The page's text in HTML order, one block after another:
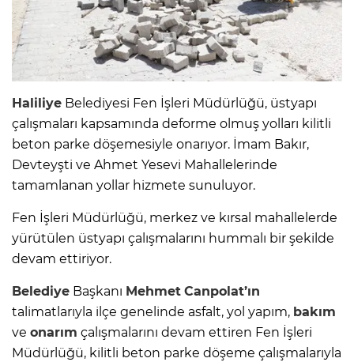
Haliliye Belediyesi Fen İşleri Müdürlüğü, üstyapı
çalışmaları kapsamında deforme olmuş yolları kilitli
beton parke döşemesiyle onarıyor. İmam Bakır,
Devteyşti ve Ahmet Yesevi Mahallelerinde
tamamlanan yollar hizmete sunuluyor.
Fen İşleri Müdürlüğü, merkez ve kırsal mahallelerde
yürütülen üstyapı çalışmalarını hummalı bir şekilde
devam ettiriyor.
Belediye Başkanı Mehmet Canpolat’ın
talimatlarıyla ilçe genelinde asfalt, yol yapım, bakım
ve onarım çalışmalarını devam ettiren Fen İşleri
Müdürlüğü, kilitli beton parke döşeme çalışmalarıyla